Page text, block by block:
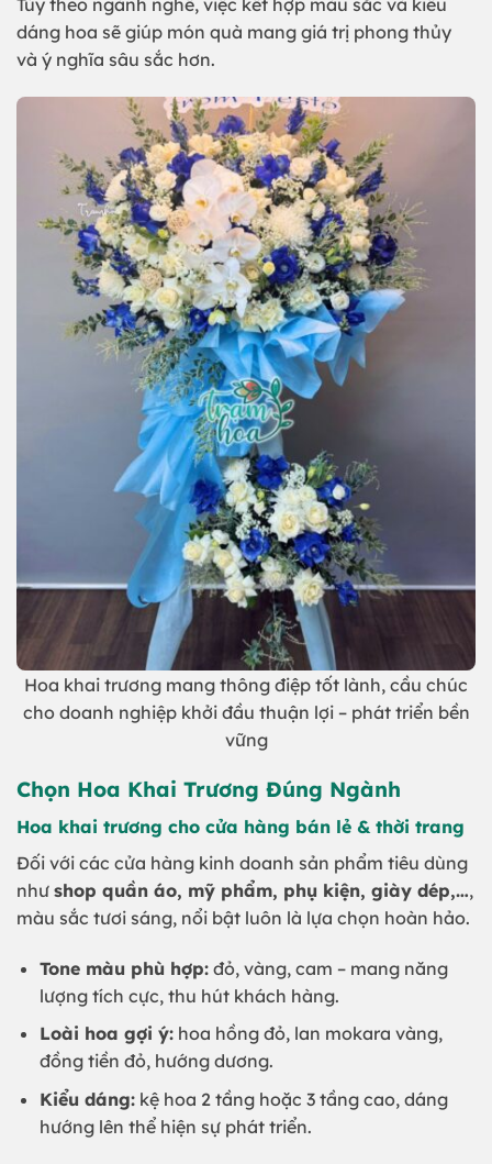
dáng hoa sẽ giúp món quà mang giá trị phong thủy
và ý nghĩa sâu sắc hơn.
Hoa khai trương mang thông điệp tốt lành, cầu chúc
cho doanh nghiệp khởi đầu thuận lợi – phát triển bền
vững
Chọn Hoa Khai Trương Đúng Ngành
Hoa khai trương cho cửa hàng bán lẻ & thời trang
Đối với các cửa hàng kinh doanh sản phẩm tiêu dùng
như shop quần áo, mỹ phẩm, phụ kiện, giày dép,…,
màu sắc tươi sáng, nổi bật luôn là lựa chọn hoàn hảo.
Tone màu phù hợp:đỏ, vàng, cam – mang năng
lượng tích cực, thu hút khách hàng.
Loài hoa gợi ý:hoa hồng đỏ, lan mokara vàng,
đồng tiền đỏ, hướng dương.
Kiểu dáng:kệ hoa 2 tầng hoặc 3 tầng cao, dáng
hướng lên thể hiện sự phát triển.